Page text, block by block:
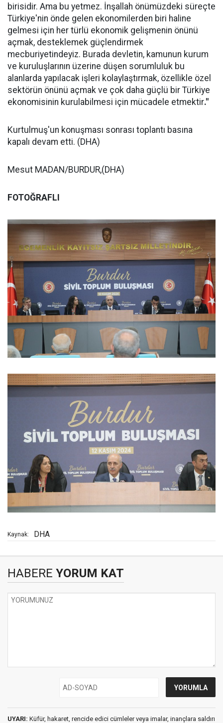
birisidir. Ama bu yetmez. İnşallah önümüzdeki süreçte
Türkiye'nin önde gelen ekonomilerden biri haline
gelmesi için her türlü ekonomik gelişmenin önünü
açmak, desteklemek güçlendirmek
mecburiyetindeyiz. Burada devletin, kamunun kurum
ve kuruluşlarının üzerine düşen sorumluluk bu
alanlarda yapılacak işleri kolaylaştırmak, özellikle özel
sektörün önünü açmak ve çok daha güçlü bir Türkiye
ekonomisinin kurulabilmesi için mücadele etmektir."
Kurtulmuş'un konuşması sonrası toplantı basına
kapalı devam etti. (DHA)
Mesut MADAN/BURDUR,(DHA)
FOTOĞRAFLI
Kaynak: DHA
HABERE YORUM KAT
UYARI: Küfür, hakaret, rencide edici cümleler veya imalar, inançlara saldırı